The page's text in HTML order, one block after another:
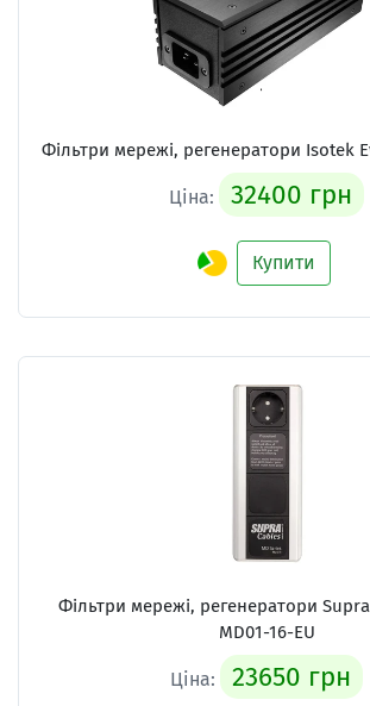
Фільтри мережі, регенератори Isotek
Ціна: 32400 грн
Купити
Фільтри мережі, регенератори Supra
MD01-16-EU
Ціна: 23650 грн